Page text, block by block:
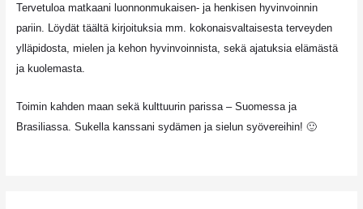
Tervetuloa matkaani luonnonmukaisen- ja henkisen hyvinvoinnin
pariin. Löydät täältä kirjoituksia mm. kokonaisvaltaisesta terveyden
ylläpidosta, mielen ja kehon hyvinvoinnista, sekä ajatuksia elämästä
ja kuolemasta.
Toimin kahden maan sekä kulttuurin parissa – Suomessa ja
Brasiliassa. Sukella kanssani sydämen ja sielun syövereihin! 🙂